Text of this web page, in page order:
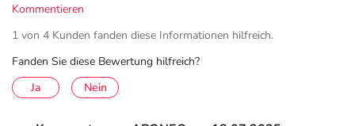
ohne Augenreizungen, Pilling-Effekte (Klumpen des
Produktes auf der Haut) oder weiße Rückstände zu
perfekte Begleiter im Alltag.
Anwendung
Kommentieren
1 von 4 Kunden fanden diese Informationen hilfreich.
Fanden Sie diese Bewertung hilfreich?
Ja
Nein